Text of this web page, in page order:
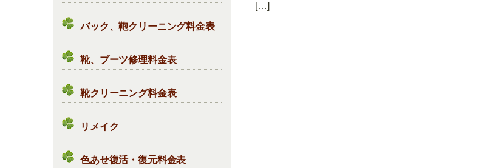
バック、鞄クリーニング料金表
靴、ブーツ修理料金表
靴クリーニング料金表
リメイク
色あせ復活・復元料金表
[…]